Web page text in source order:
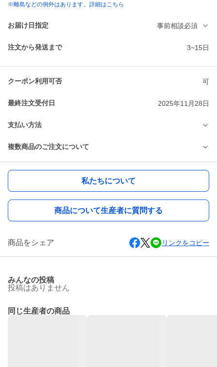
※離島などの例外はあります。詳細はこちら
お届け日指定 事前相談必須
注文から発送まで 3~15日
クーポン利用可否 可
最終注文受付日 2025年11月28日
支払い方法
複数商品のご注文について
私たちについて
商品について生産者に質問する
商品をシェア リンクをコピー
みんなの投稿
投稿はありません
同じ生産者の商品